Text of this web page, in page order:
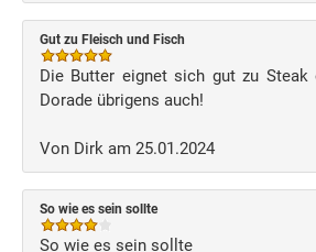
Gut zu Fleisch und Fisch
Die Butter eignet sich gut zu Steak
Dorade übrigens auch!
Von Dirk am 25.01.2024
So wie es sein sollte
So wie es sein sollte